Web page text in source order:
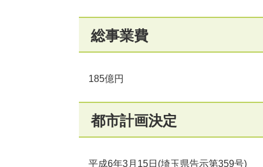
総事業費
185億円
都市計画決定
平成6年3月15日(埼玉県告示第359号)